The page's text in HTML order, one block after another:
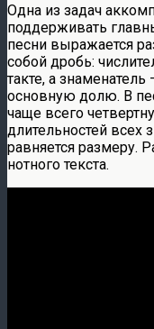
Одна из задач
поддерживать
песни выражается
собой дробь:
такте, а
основную долю. В
чаще всего
длительностей всех
равняется размеру.
нотного текста.